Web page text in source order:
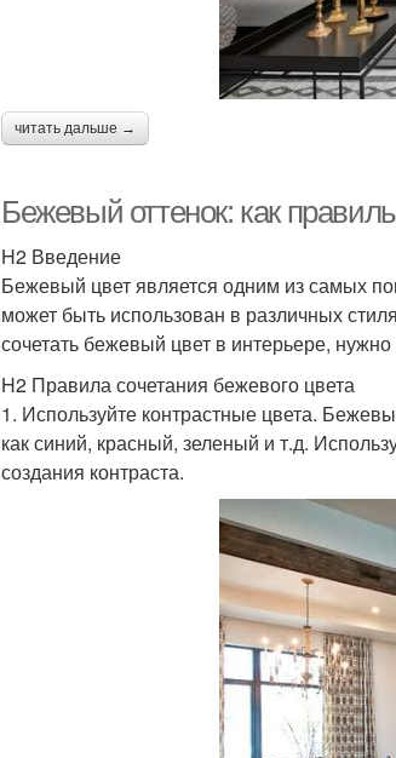
читать дальше →
Бежевый оттенок: как
H2 Введение
Бежевый цвет является одним из самых
может быть использован в различных
сочетать бежевый цвет в интерьере,
H2 Правила сочетания бежевого цвета
1. Используйте контрастные цвета.
как синий, красный, зеленый и т.д.
создания контраста.